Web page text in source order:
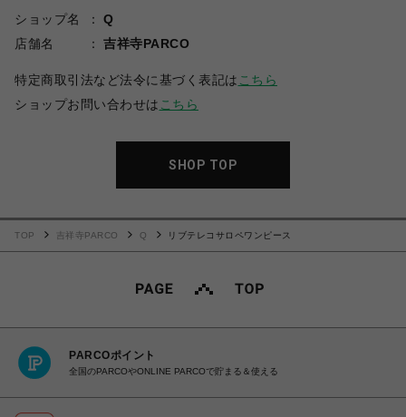
ショップ名
Q
店舗名
吉祥寺PARCO
特定商取引法など法令に基づく表記は こちら
ショップお問い合わせは こちら
SHOP TOP
TOP 吉祥寺PARCO Q リブテレコサロペワンピース
PARCOポイント
全国のPARCOやONLINE PARCOで貯まる＆使える